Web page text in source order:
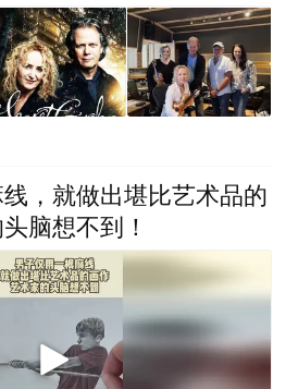
，就做出堪比艺术品的
脑想不到！